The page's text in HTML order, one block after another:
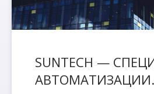
SUNTECH —
АВТОМАТИЗАЦИИ